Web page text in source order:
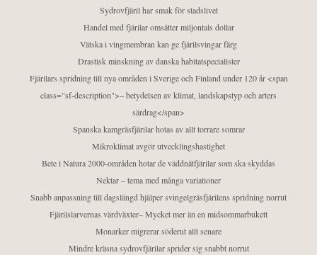
Sydrovfjäril har smak för stadslivet
Handel med fjärilar omsätter miljontals dollar
Vätska i vingmembran kan ge fjärilsvingar färg
Drastisk minskning av danska habitatspecialister
Fjärilars spridning till nya områden i Sverige och Finland under 120 år <span
class="sf-description">– betydelsen av klimat, landskapstyp och arters
särdrag</span>
Spanska kamgräsfjärilar hotas av allt torrare somrar
Mikroklimat avgör utvecklingshastighet
Bete i Natura 2000-områden hotar de väddnätfjärilar som ska skyddas
Nektar – tema med många variationer
Snabb anpassning till dagslängd hjälper svingelgräsfjärilens spridning norrut
Fjärilslarvernas värdväxter– Mycket mer än en midsommarbukett
Monarker migrerar söderut allt senare
Mindre kräsna sydrovfjärilar sprider sig snabbt norrut